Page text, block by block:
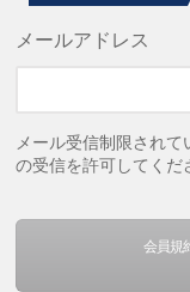
メールアドレス
メール受信制限され
の受信を許可してくだ
会員規